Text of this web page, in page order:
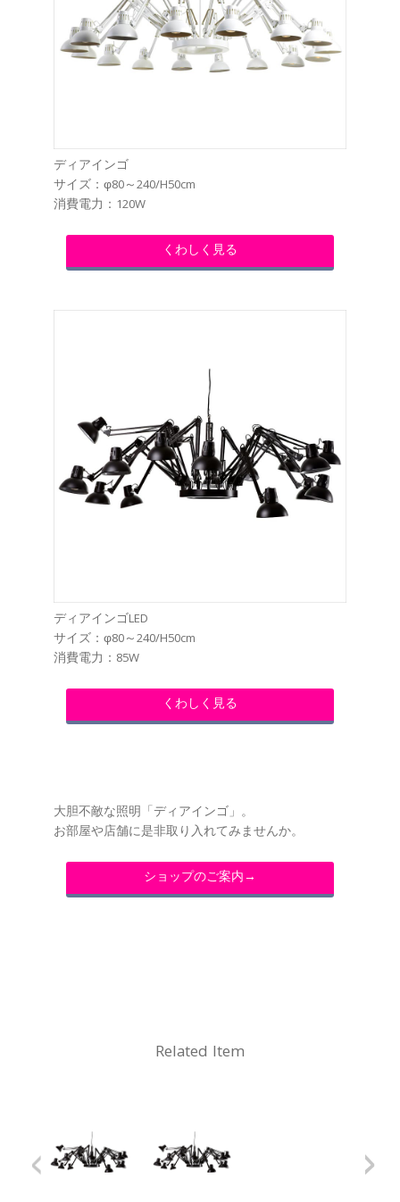
ディアインゴ
サイズ：φ80～240/H50cm
消費電力：120W
くわしく見る
ディアインゴLED
サイズ：φ80～240/H50cm
消費電力：85W
くわしく見る
大胆不敵な照明「ディアインゴ」。
お部屋や店舗に是非取り入れてみませんか。
ショップのご案内→
Related Item
< >